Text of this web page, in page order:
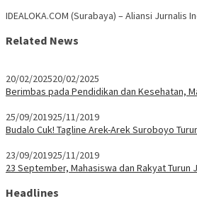
IDEALOKA.COM (Surabaya) – Aliansi
Related News
20/02/202520/02/2025
Berimbas pada Pendidikan dan Kesehatan,
25/09/201925/11/2019
Budalo Cuk! Tagline Arek-Arek Suroboyo
23/09/201925/11/2019
23 September, Mahasiswa dan Rakyat Turun
Headlines